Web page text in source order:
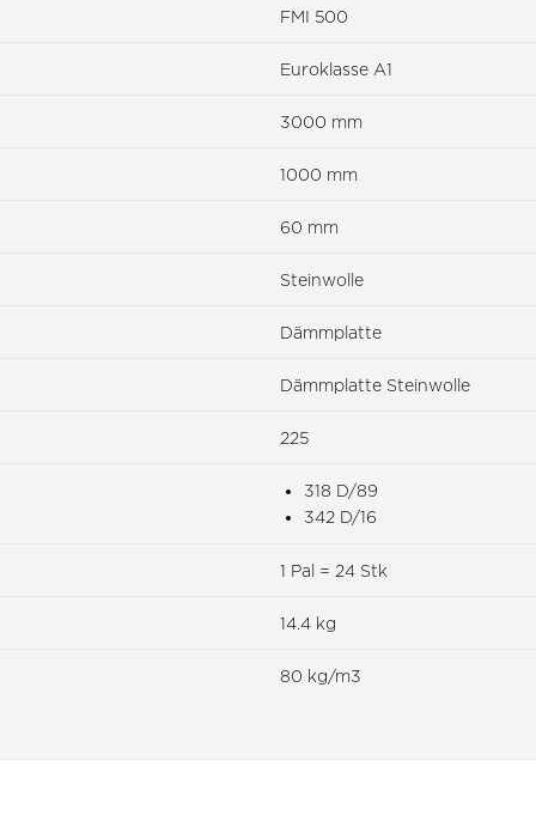
FMI 500
Euroklasse A1
3000 mm
1000 mm
60 mm
Steinwolle
Dämmplatte
Dämmplatte Steinwolle
225
318 D/89
342 D/16
1 Pal = 24 Stk
14.4 kg
80 kg/m3